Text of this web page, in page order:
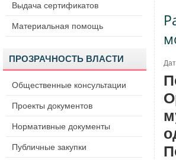
Выдача сертификатов
Материальная помощь
ПРОЗРАЧНОСТЬ ВЛАСТИ
Общественные консультации
Проекты документов
Нормативные документы
Публичные закупки